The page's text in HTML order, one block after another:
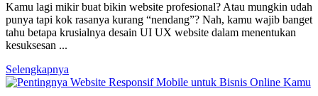
Kamu lagi mikir buat bikin website profesional? Atau mungkin udah
punya tapi kok rasanya kurang “nendang”? Nah, kamu wajib banget
tahu betapa krusialnya desain UI UX website dalam menentukan
kesuksesan ...
Selengkapnya